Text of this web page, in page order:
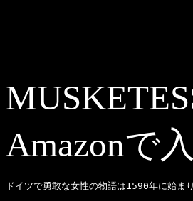
Amazonで
ドイツで勇敢な女性の物語は1590年に始まり